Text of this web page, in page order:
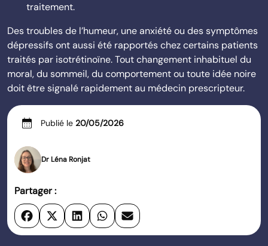
traitement.
Des troubles de l’humeur, une anxiété ou des symptômes
dépressifs ont aussi été rapportés chez certains patients
traités par isotrétinoïne. Tout changement inhabituel du
moral, du sommeil, du comportement ou toute idée noire
doit être signalé rapidement au médecin prescripteur.
calendar_month Publié le 20/05/2026
Dr Léna Ronjat
Partager :